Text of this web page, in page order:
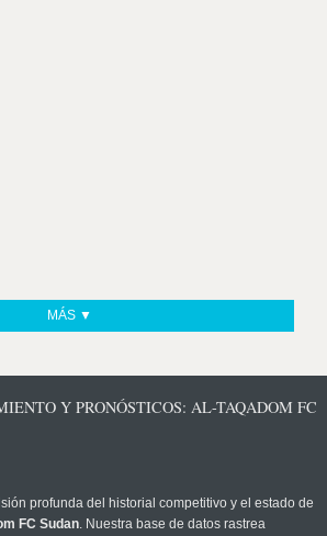
MÁS ▼
Y PRONÓSTICOS: AL-TAQADOM FC
profunda del historial competitivo y el estado de
FC Sudan. Nuestra base de datos rastrea